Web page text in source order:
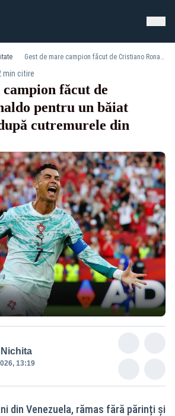
Gest de mare campion făcut de Cristiano Ronaldo pentru un băiat rămas orfan după cutremurele din Venezuela
min citire
campion făcut de
pentru un băiat
cutremurele din
13:19
din Venezuela, rămas fără părinți și